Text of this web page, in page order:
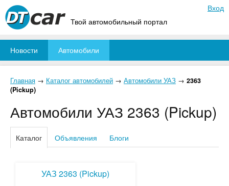
Твой автомобильный портал
Вход
Новости Автомобили
Главная → Каталог автомобилей → Автомобили УАЗ → 2363
(Pickup)
Автомобили УАЗ 2363 (Pickup)
Каталог Объявления Блоги
УАЗ 2363 (Pickup)